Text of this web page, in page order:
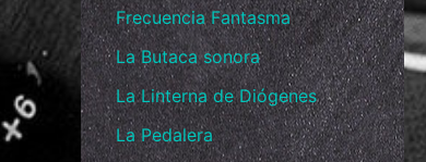
Frecuencia Fantasma
La Butaca sonora
La Linterna de Diógenes
La Pedalera